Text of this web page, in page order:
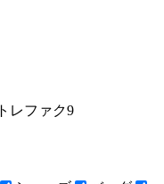
トレファク9